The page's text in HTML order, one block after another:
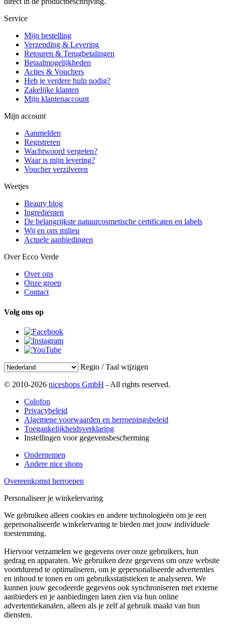
Service
Mijn bestelling
Verzending & Levering
Retouren & Terugbetalingen
Betaalmogelijkheden
Acties & Vouchers
Heb je verdere hulp nodig?
Zakelijke klanten
Mijn klantenaccount
Mijn account
Aanmelden
Registreren
Wachtwoord vergeten?
Waar is mijn levering?
Voucher verzilveren
Weetjes
Beauty blog
Ingrediënten
De belangrijkste natuurcosmetische certificaten en labels
Wij en ons milieu
Actuele aanbiedingen
Over Ecco Verde
Over ons
Onze groep
Contact
Volg ons op
Regio / Taal wijzigen
© 2010-2026 niceshops GmbH - All rights reserved.
Colofon
Privacybeleid
Algemene voorwaarden en herroepingsbeleid
Toegankelijkheidsverklaring
Instellingen voor gegevensbescherming
Ondernemen
Andere nice shops
Overeenkomst herroepen
Personaliseer je winkelervaring
We gebruiken alleen cookies en andere technologieën om je een
gepersonaliseerde winkelervaring te bieden met jouw individuele
toestemming.
Hiervoor verzamelen we gegevens over onze gebruikers, hun
gedrag en apparaten. We gebruiken deze gegevens om onze website
voortdurend te optimaliseren, om je gepersonaliseerde advertenties
en inhoud te tonen en om gebruiksstatistieken te analyseren. We
kunnen jouw gecodeerde gegevens ook synchroniseren met externe
aanbieders en je aanbiedingen laten zien via hun online
advertentiekanalen, alleen als je zelf al gebruik maakt van hun
diensten.